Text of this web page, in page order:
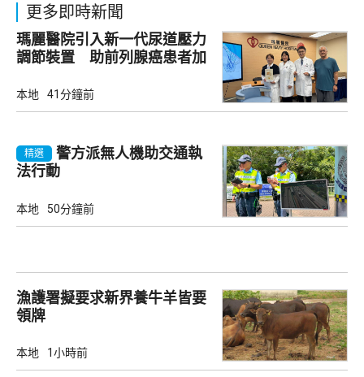
更多即時新聞
瑪麗醫院引入新一代尿道壓力
調節裝置 助前列腺癌患者加
本地 41分鐘前
精選
警方派無人機助交通執
法行動
本地 50分鐘前
漁護署擬要求新界養牛羊皆要
領牌
本地 1小時前